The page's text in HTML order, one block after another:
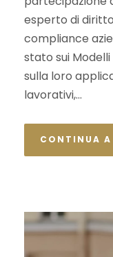
esperto di
compliance
stato sui Modelli
sulla loro
lavorativi,...
CONTINUA A